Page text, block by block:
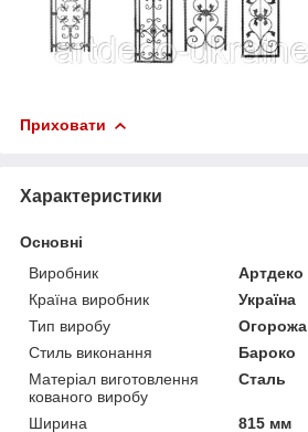
Приховати
Характеристики
Основні
Виробник
Артдеко
Країна виробник
Україна
Тип виробу
Огорожа
Стиль виконання
Бароко
Матеріал виготовлення
кованого виробу
Сталь
Ширина
815 мм